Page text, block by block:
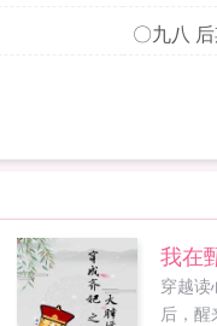
〇九八
我在
穿越读
后，